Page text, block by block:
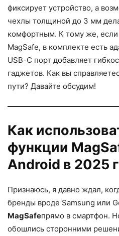
фиксирует устройство, а
чехлы толщиной до 3 мм
комфортным. К тому же, если
MagSafe, в комплекте есть
USB-C порт добавляет
гаджетов. Как вы
пути? Давайте обсудим!
Как
функции
Android в 2025
Признаюсь, я давно ждал,
бренды вроде Samsung или
MagSafeпрямо в смартфон.
обошлись сторонними